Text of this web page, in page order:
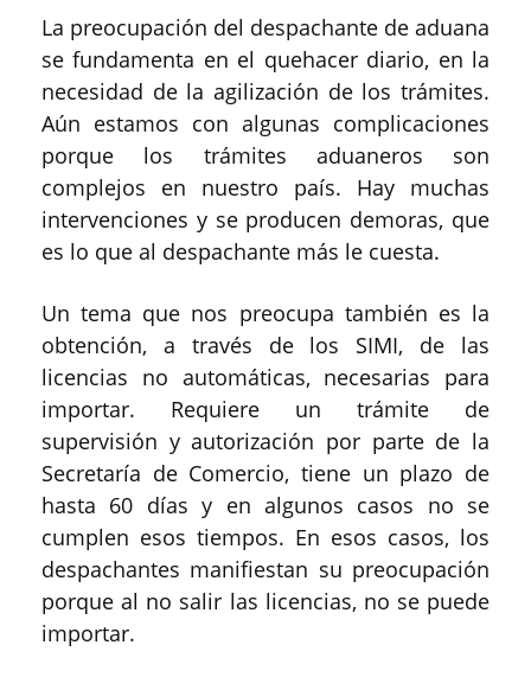
La preocupación del despachante de aduana
se fundamenta en el quehacer diario, en la
necesidad de la agilización de los trámites.
Aún estamos con algunas complicaciones
porque los trámites aduaneros son
complejos en nuestro país. Hay muchas
intervenciones y se producen demoras, que
es lo que al despachante más le cuesta.
Un tema que nos preocupa también es la
obtención, a través de los SIMI, de las
licencias no automáticas, necesarias para
importar. Requiere un trámite de
supervisión y autorización por parte de la
Secretaría de Comercio, tiene un plazo de
hasta 60 días y en algunos casos no se
cumplen esos tiempos. En esos casos, los
despachantes manifiestan su preocupación
porque al no salir las licencias, no se puede
importar.